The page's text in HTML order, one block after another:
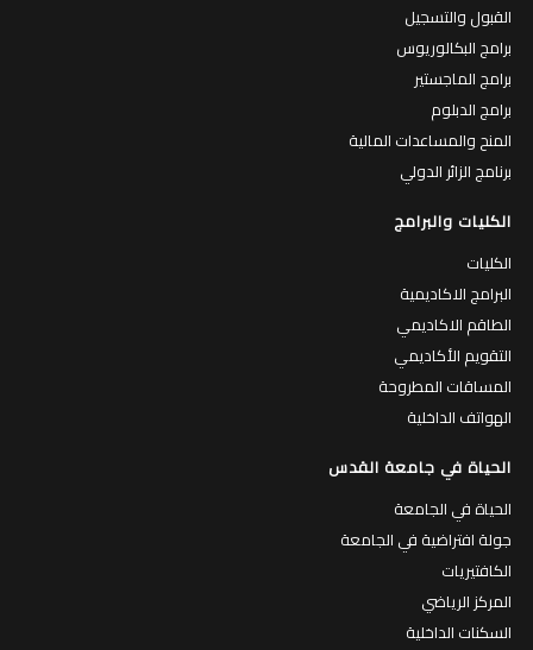
القبول والتسجيل
برامج البكالوريوس
برامج الماجستير
برامج الدبلوم
المنح والمساعدات المالية
برنامج الزائر الدولي
الكليات والبرامج
الكليات
البرامج الاكاديمية
الطاقم الاكاديمي
التقويم الأكاديمي
المساقات المطروحة
الهواتف الداخلية
الحياة في جامعة القدس
الحياة في الجامعة
جولة افتراضية في الجامعة
الكافتيريات
المركز الرياضي
السكنات الداخلية